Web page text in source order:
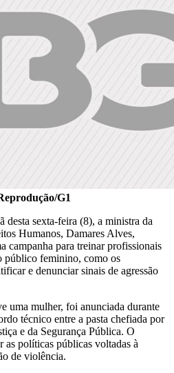
G1
desta sexta-feira (8), a ministra da
Humanos, Damares Alves,
campanha para treinar profissionais
público feminino, como os
e denunciar sinais de agressão
uma mulher, foi anunciada durante
técnico entre a pasta chefiada por
e da Segurança Pública. O
políticas públicas voltadas à
de violência.